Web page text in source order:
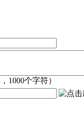
1000个字符）